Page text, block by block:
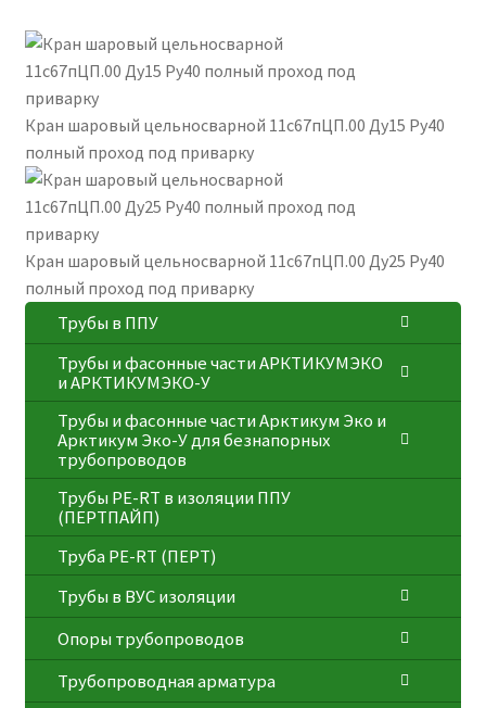
Кран шаровый цельносварной 11с67пЦП.00 Ду15 Ру40
полный проход под приварку
Кран шаровый цельносварной 11с67пЦП.00 Ду25 Ру40
полный проход под приварку
Трубы в ППУ
Трубы и фасонные части АРКТИКУМЭКО
и АРКТИКУМЭКО-У
Трубы и фасонные части Арктикум Эко и
Арктикум Эко-У для безнапорных
трубопроводов
Трубы PE-RT в изоляции ППУ
(ПЕРТПАЙП)
⁠Трубa PE-RT (ПЕРТ)
Трубы в ВУС изоляции
Опоры трубопроводов
Трубопроводная арматура